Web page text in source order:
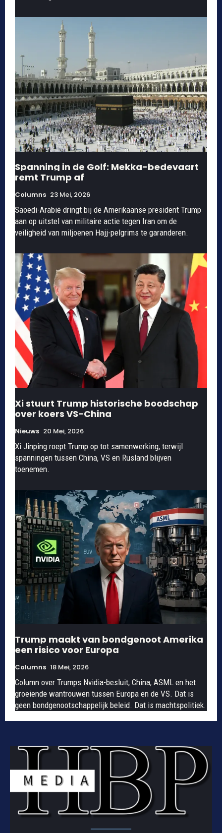
Spanning in de Golf: Mekka-bedevaart
remt Trump af
Columns 23 Mei, 2026
Saoedi-Arabië dringt bij de Amerikaanse president Trump
aan op uitstel van militaire actie tegen Iran om de
veiligheid van miljoenen Hajj-pelgrims te garanderen.
Xi stuurt Trump historische boodschap
over koers VS-China
Nieuws 20 Mei, 2026
Xi Jinping roept Trump op tot samenwerking, terwijl
spanningen tussen China, VS en Rusland blijven
toenemen.
Trump maakt van bondgenoot Amerika
een risico voor Europa
Columns 18 Mei, 2026
Column over Trumps Nvidia-besluit, China, ASML en het
groeiende wantrouwen tussen Europa en de VS. Dat is
geen bondgenootschappelijk beleid. Dat is machtspolitiek.